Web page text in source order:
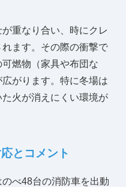
重なり合い、時にクレ
ます。その際の衝撃で
燃物（家具や布団な
がります。特に冬場は
火が消えにくい環境が
とコメント
べ48台の消防車を出動